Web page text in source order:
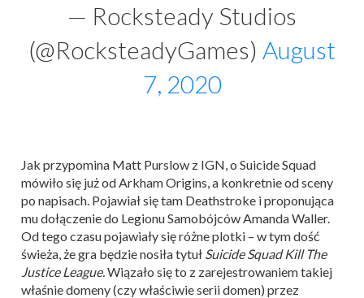
— Rocksteady Studios
(@RocksteadyGames) August
7, 2020
Jak przypomina Matt Purslow z IGN, o Suicide Squad
mówiło się już od Arkham Origins, a konkretnie od sceny
po napisach. Pojawiał się tam Deathstroke i proponująca
mu dołączenie do Legionu Samobójców Amanda Waller.
Od tego czasu pojawiały się różne plotki – w tym dość
świeża, że gra będzie nosiła tytuł Suicide Squad Kill The
Justice League.Wiązało się to z zarejestrowaniem takiej
właśnie domeny (czy właściwie serii domen) przez